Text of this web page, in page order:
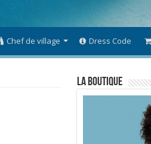
Chef de village Dress Code
La Boutique